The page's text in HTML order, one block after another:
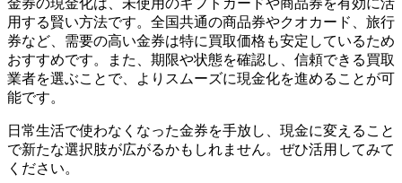
金券の現金化は、未使用のギフトカードや商品券を有効に活
用する賢い方法です。全国共通の商品券やクオカード、旅行
券など、需要の高い金券は特に買取価格も安定しているため
おすすめです。また、期限や状態を確認し、信頼できる買取
業者を選ぶことで、よりスムーズに現金化を進めることが可
能です。
日常生活で使わなくなった金券を手放し、現金に変えること
で新たな選択肢が広がるかもしれません。ぜひ活用してみて
ください。